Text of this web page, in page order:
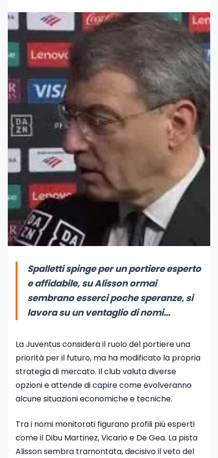
Spalletti spinge per un portiere esperto
e affidabile, su Alisson ormai
sembrano esserci poche speranze, si
lavora su un ventaglio di nomi…
La Juventus considera il ruolo del portiere una
priorità per il futuro, ma ha modificato la propria
strategia di mercato. Il club valuta diverse
opzioni e attende di capire come evolveranno
alcune situazioni economiche e tecniche.
Tra i nomi monitorati figurano profili più esperti
come il Dibu Martinez, Vicario e De Gea. La pista
Alisson sembra tramontata, decisivo il veto del